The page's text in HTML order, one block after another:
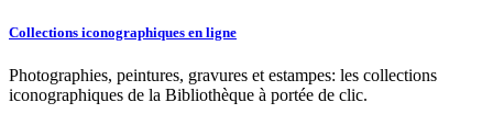
Collections iconographiques en ligne
Photographies, peintures, gravures et estampes: les collections
iconographiques de la Bibliothèque à portée de clic.